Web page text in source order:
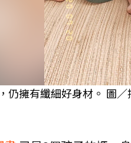
仍擁有纖細好身材。 圖